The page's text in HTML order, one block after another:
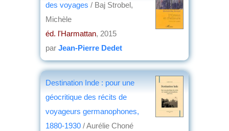
des voyages / Baj Strobel,
Michèle
éd. l'Harmattan, 2015
par Jean-Pierre Dedet
Destination Inde : pour une
géocritique des récits de
voyageurs germanophones,
1880-1930 / Aurélie Choné